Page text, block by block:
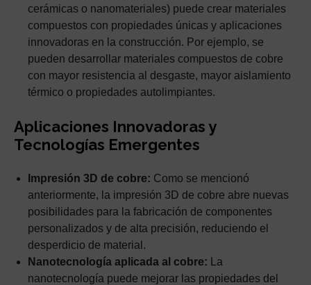
cerámicas o nanomateriales) puede crear materiales
compuestos con propiedades únicas y aplicaciones
innovadoras en la construcción. Por ejemplo, se
pueden desarrollar materiales compuestos de cobre
con mayor resistencia al desgaste, mayor aislamiento
térmico o propiedades autolimpiantes.
Aplicaciones Innovadoras y
Tecnologías Emergentes
Impresión 3D de cobre: Como se mencionó
anteriormente, la impresión 3D de cobre abre nuevas
posibilidades para la fabricación de componentes
personalizados y de alta precisión, reduciendo el
desperdicio de material.
Nanotecnología aplicada al cobre: La
nanotecnología puede mejorar las propiedades del